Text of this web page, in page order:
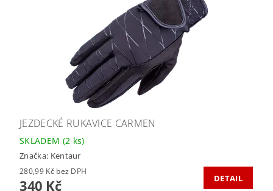
JEZDECKÉ RUKAVICE CARMEN
SKLADEM (2 ks)
Značka: Kentaur
280,99 Kč bez DPH
340 Kč DETAIL